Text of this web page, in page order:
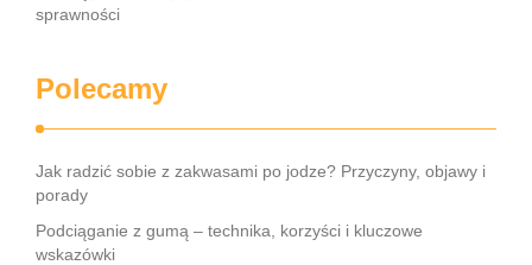
sprawności
Polecamy
Jak radzić sobie z zakwasami po jodze? Przyczyny, objawy i
porady
Podciąganie z gumą – technika, korzyści i kluczowe
wskazówki